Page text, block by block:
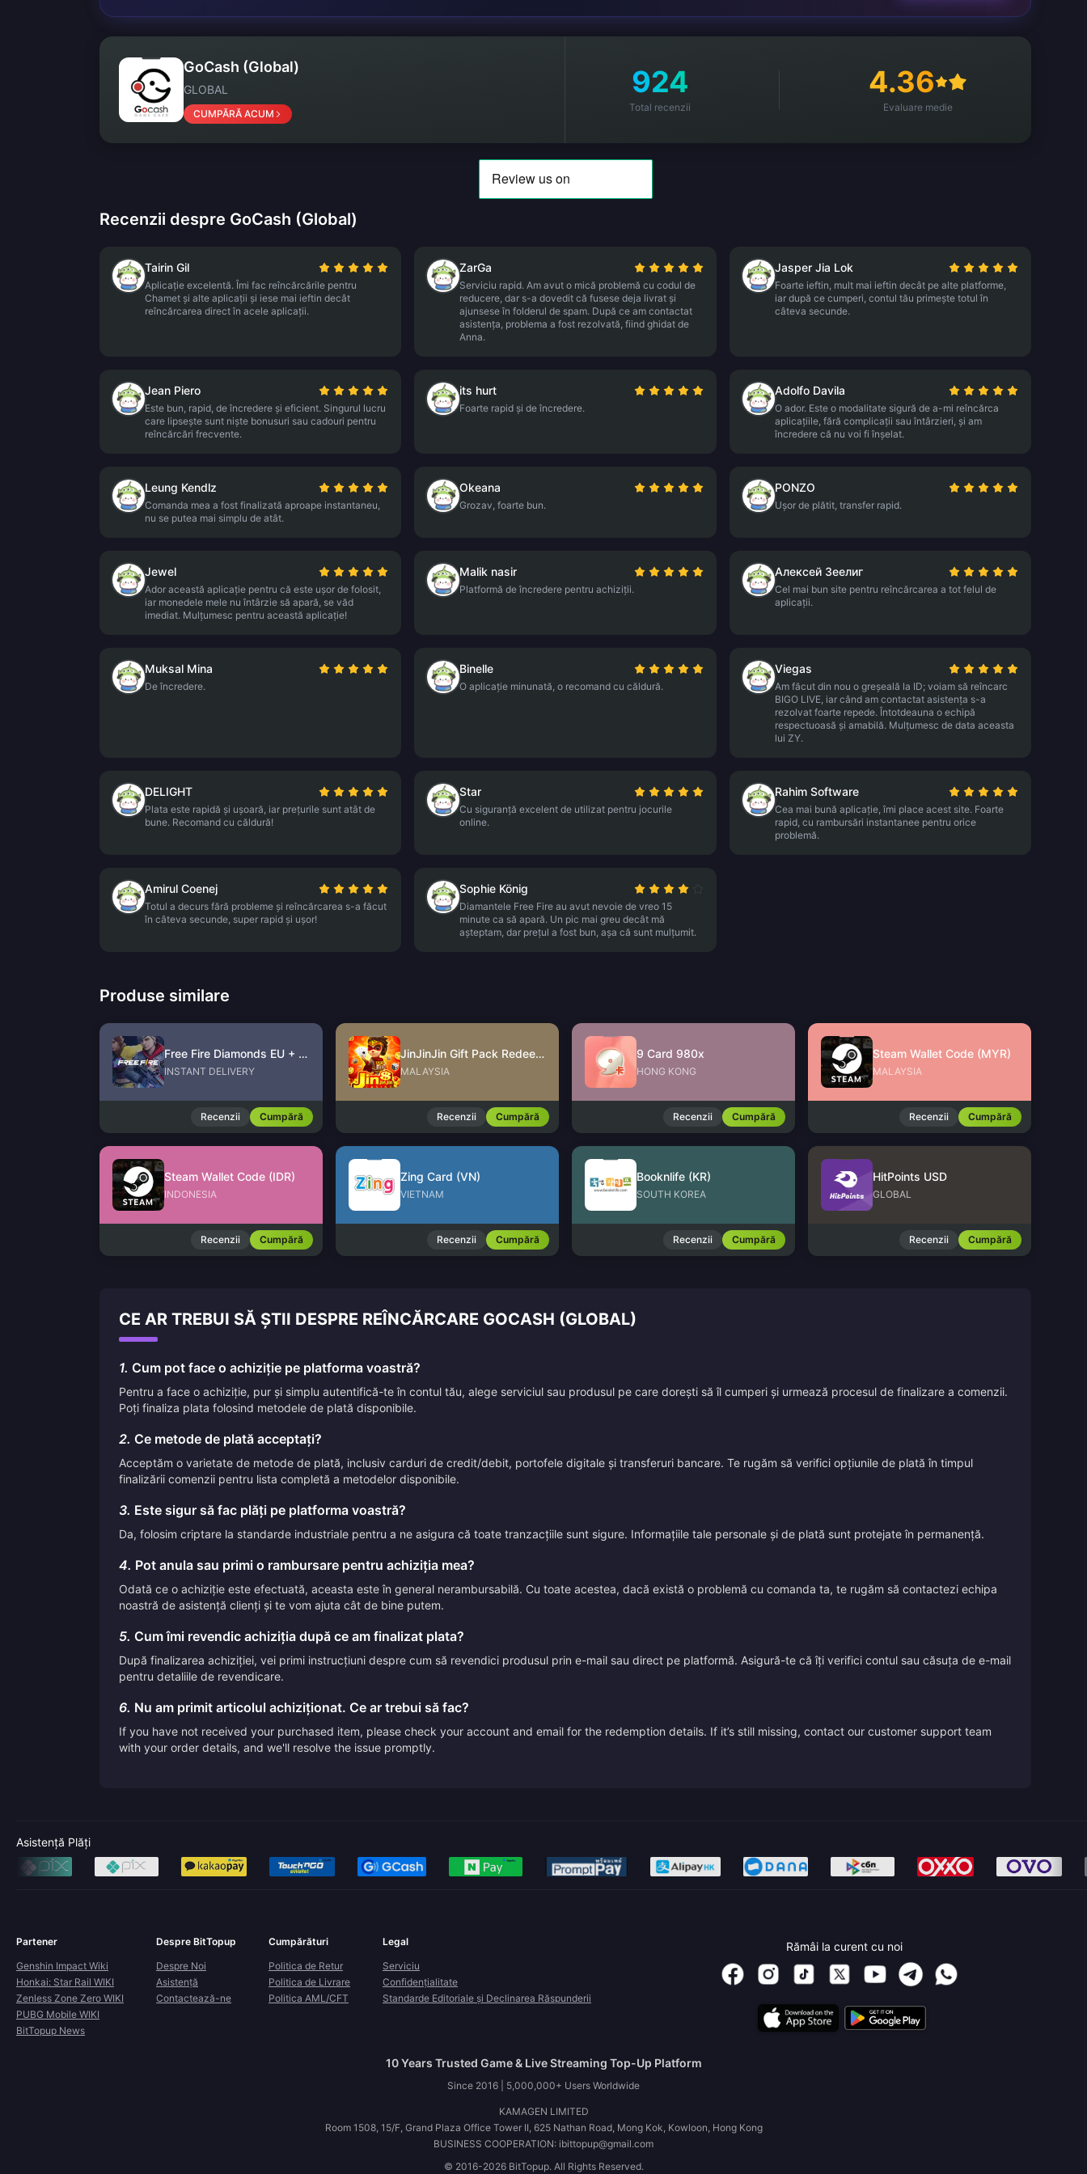
GoCash (Global)
GLOBAL
CUMPĂRĂ ACUM
924
Total recenzii
4.36
Evaluare medie
Recenzii despre GoCash (Global)
Tairin Gil
Aplicație excelentă. Îmi fac reîncărcările pentru
Chamet și alte aplicații și iese mai ieftin decât
reîncărcarea direct în acele aplicații.
ZarGa
Serviciu rapid. Am avut o mică problemă cu codul de
reducere, dar s-a dovedit că fusese deja livrat și
ajunsese în folderul de spam. După ce am contactat
asistența, problema a fost rezolvată, fiind ghidat de
Anna.
Jasper Jia Lok
Foarte ieftin, mult mai ieftin decât pe alte platforme,
iar după ce cumperi, contul tău primește totul în
câteva secunde.
Jean Piero
Este bun, rapid, de încredere și eficient. Singurul lucru
care lipsește sunt niște bonusuri sau cadouri pentru
reîncărcări frecvente.
its hurt
Foarte rapid și de încredere.
Adolfo Davila
O ador. Este o modalitate sigură de a-mi reîncărca
aplicațiile, fără complicații sau întârzieri, și am
încredere că nu voi fi înșelat.
Leung Kendlz
Comanda mea a fost finalizată aproape instantaneu,
nu se putea mai simplu de atât.
Okeana
Grozav, foarte bun.
PONZO
Ușor de plătit, transfer rapid.
Jewel
Ador această aplicație pentru că este ușor de folosit,
iar monedele mele nu întârzie să apară, se văd
imediat. Mulțumesc pentru această aplicație!
Malik nasir
Platformă de încredere pentru achiziții.
Алексей Зеелиг
Cel mai bun site pentru reîncărcarea a tot felul de
aplicații.
Muksal Mina
De încredere.
Binelle
O aplicație minunată, o recomand cu căldură.
Viegas
Am făcut din nou o greșeală la ID; voiam să reîncarc
BIGO LIVE, iar când am contactat asistența s-a
rezolvat foarte repede. Întotdeauna o echipă
respectuoasă și amabilă. Mulțumesc de data aceasta
lui ZY.
DELIGHT
Plata este rapidă și ușoară, iar prețurile sunt atât de
bune. Recomand cu căldură!
Star
Cu siguranță excelent de utilizat pentru jocurile
online.
Rahim Software
Cea mai bună aplicație, îmi place acest site. Foarte
rapid, cu rambursări instantanee pentru orice
problemă.
Amirul Coenej
Totul a decurs fără probleme și reîncărcarea s-a făcut
în câteva secunde, super rapid și ușor!
Sophie König
Diamantele Free Fire au avut nevoie de vreo 15
minute ca să apară. Un pic mai greu decât mă
așteptam, dar prețul a fost bun, așa că sunt mulțumit.
Produse similare
Free Fire Diamonds EU + TR
INSTANT DELIVERY
Recenzii Cumpără
JinJinJin Gift Pack Redeem Code
MALAYSIA
Recenzii Cumpără
9 Card 980x
HONG KONG
Recenzii Cumpără
Steam Wallet Code (MYR)
MALAYSIA
Recenzii Cumpără
Steam Wallet Code (IDR)
INDONESIA
Recenzii Cumpără
Zing Card (VN)
VIETNAM
Recenzii Cumpără
Booknlife (KR)
SOUTH KOREA
Recenzii Cumpără
HitPoints USD
GLOBAL
Recenzii Cumpără
CE AR TREBUI SĂ ȘTII DESPRE REÎNCĂRCARE GOCASH (GLOBAL)
1. Cum pot face o achiziție pe platforma voastră?
Pentru a face o achiziție, pur și simplu autentifică-te în contul tău, alege serviciul sau produsul pe care dorești să îl cumperi și urmează procesul de finalizare a comenzii.
Poți finaliza plata folosind metodele de plată disponibile.
2. Ce metode de plată acceptați?
Acceptăm o varietate de metode de plată, inclusiv carduri de credit/debit, portofele digitale și transferuri bancare. Te rugăm să verifici opțiunile de plată în timpul
finalizării comenzii pentru lista completă a metodelor disponibile.
3. Este sigur să fac plăți pe platforma voastră?
Da, folosim criptare la standarde industriale pentru a ne asigura că toate tranzacțiile sunt sigure. Informațiile tale personale și de plată sunt protejate în permanență.
4. Pot anula sau primi o rambursare pentru achiziția mea?
Odată ce o achiziție este efectuată, aceasta este în general nerambursabilă. Cu toate acestea, dacă există o problemă cu comanda ta, te rugăm să contactezi echipa
noastră de asistență clienți și te vom ajuta cât de bine putem.
5. Cum îmi revendic achiziția după ce am finalizat plata?
După finalizarea achiziției, vei primi instrucțiuni despre cum să revendici produsul prin e-mail sau direct pe platformă. Asigură-te că îți verifici contul sau căsuța de e-mail
pentru detaliile de revendicare.
6. Nu am primit articolul achiziționat. Ce ar trebui să fac?
If you have not received your purchased item, please check your account and email for the redemption details. If it’s still missing, contact our customer support team
with your order details, and we'll resolve the issue promptly.
Asistență Plăți
Partener
Genshin Impact Wiki
Honkai: Star Rail WIKI
Zenless Zone Zero WIKI
PUBG Mobile WIKI
BitTopup News
Despre BitTopup
Despre Noi
Asistență
Contactează-ne
Cumpărături
Politica de Retur
Politica de Livrare
Politica AML/CFT
Legal
Serviciu
Confidențialitate
Standarde Editoriale și Declinarea Răspunderii
Rămâi la curent cu noi
10 Years Trusted Game & Live Streaming Top-Up Platform
Since 2016 | 5,000,000+ Users Worldwide
KAMAGEN LIMITED
Room 1508, 15/F, Grand Plaza Office Tower II, 625 Nathan Road, Mong Kok, Kowloon, Hong Kong
BUSINESS COOPERATION: ibittopup@gmail.com
© 2016-2026 BitTopup. All Rights Reserved.